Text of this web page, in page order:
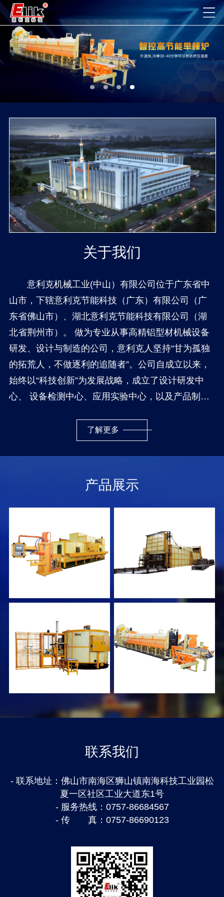
关于我们
意利克机械工业(中山）有限公司位于广东省中
山市，下辖意利克节能科技（广东）有限公司（广
东省佛山市）、湖北意利克节能科技有限公司（湖
北省荆州市）。 做为专业从事高精铝型材机械设备
研发、设计与制造的公司，意利克人坚持“甘为孤独
的拓荒人，不做逐利的追随者”。公司自成立以来，
始终以“科技创新”为发展战略，成立了设计研发中
心、 设备检测中心、应用实验中心，以及产品制造
利用、机械设计和智能控制方面得到强有力的技术
支持，为公司在高端设备制造领域奠定了坚实的基
了解更多
产品展示
联系我们
- 联系地址： 佛山市南海区狮山镇南海科技工业园松
夏一区社区工业大道东1号
- 服务热线： 0757-86684567
- 传　　真： 0757-86690123